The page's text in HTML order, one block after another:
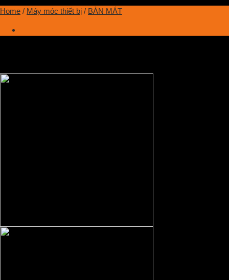
Home / Máy móc thiết bị / BÀN MÁT